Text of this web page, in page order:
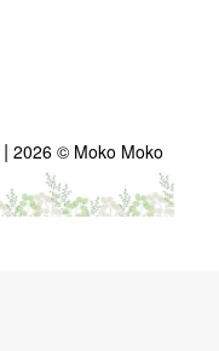
| 2026 © Moko Moko